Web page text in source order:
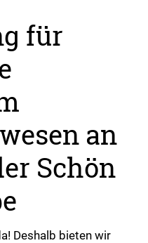
für
an
Schön
Deshalb bieten wir